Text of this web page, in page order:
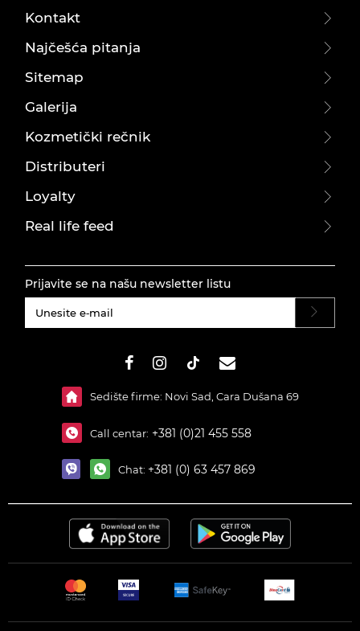
Kontakt
Najčešća pitanja
Sitemap
Galerija
Kozmetički rečnik
Distributeri
Loyalty
Real life feed
Prijavite se na našu newsletter listu
Sedište firme: Novi Sad, Cara Dušana 69
Call centar: +381 (0)21 455 558
Chat: +381 (0) 63 457 869